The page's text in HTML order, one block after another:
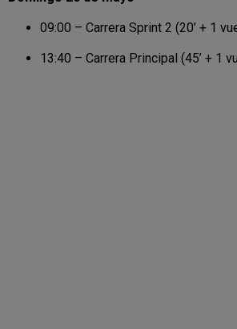
09:00 – Carrera Sprint 2 (20’ + 1
13:40 – Carrera Principal (45’ + 1